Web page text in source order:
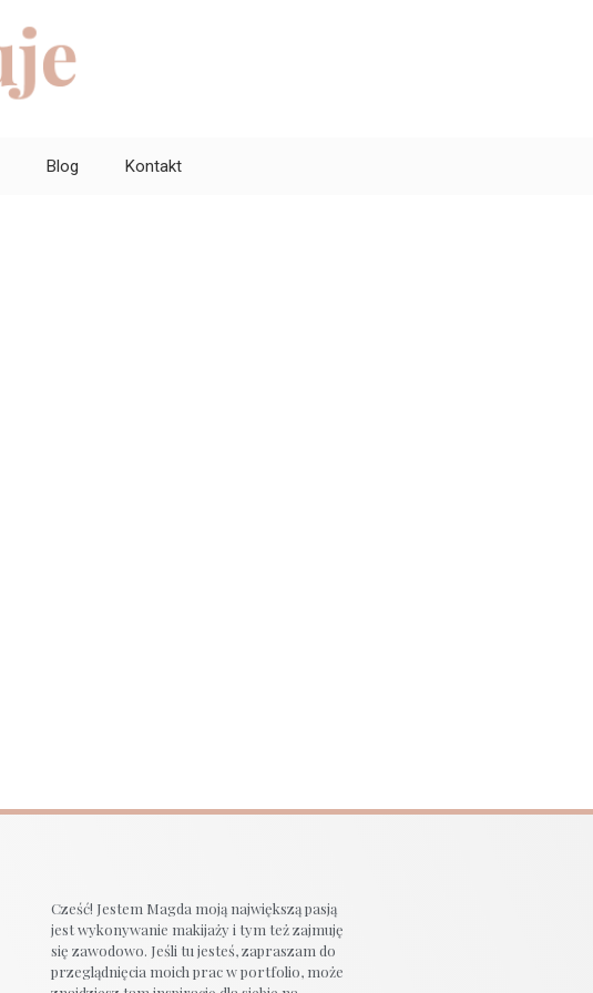
Blog Kontakt
Cześć! Jestem Magda moją największą pasją
jest wykonywanie makijaży i tym też zajmuję
się zawodowo. Jeśli tu jesteś, zapraszam do
przeglądnięcia moich prac w portfolio, może